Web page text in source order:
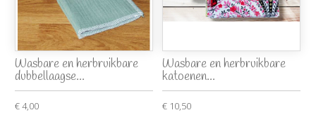
Wasbare en herbruikbare
dubbellaagse...
€ 4,00
Wasbare en herbruikbare
katoenen...
€ 10,50